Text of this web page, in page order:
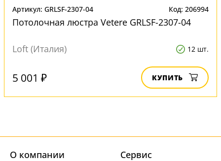
Артикул: GRLSF-2307-04 Код: 206994
Потолочная люстра Vetere GRLSF-2307-04
Loft (Италия) 12 шт.
5 001 ₽ КУПИТЬ
О компании Cервис